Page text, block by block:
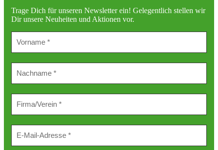
Trage Dich für unseren Newsletter ein! Gelegentlich stellen wir
Dir unsere Neuheiten und Aktionen vor.